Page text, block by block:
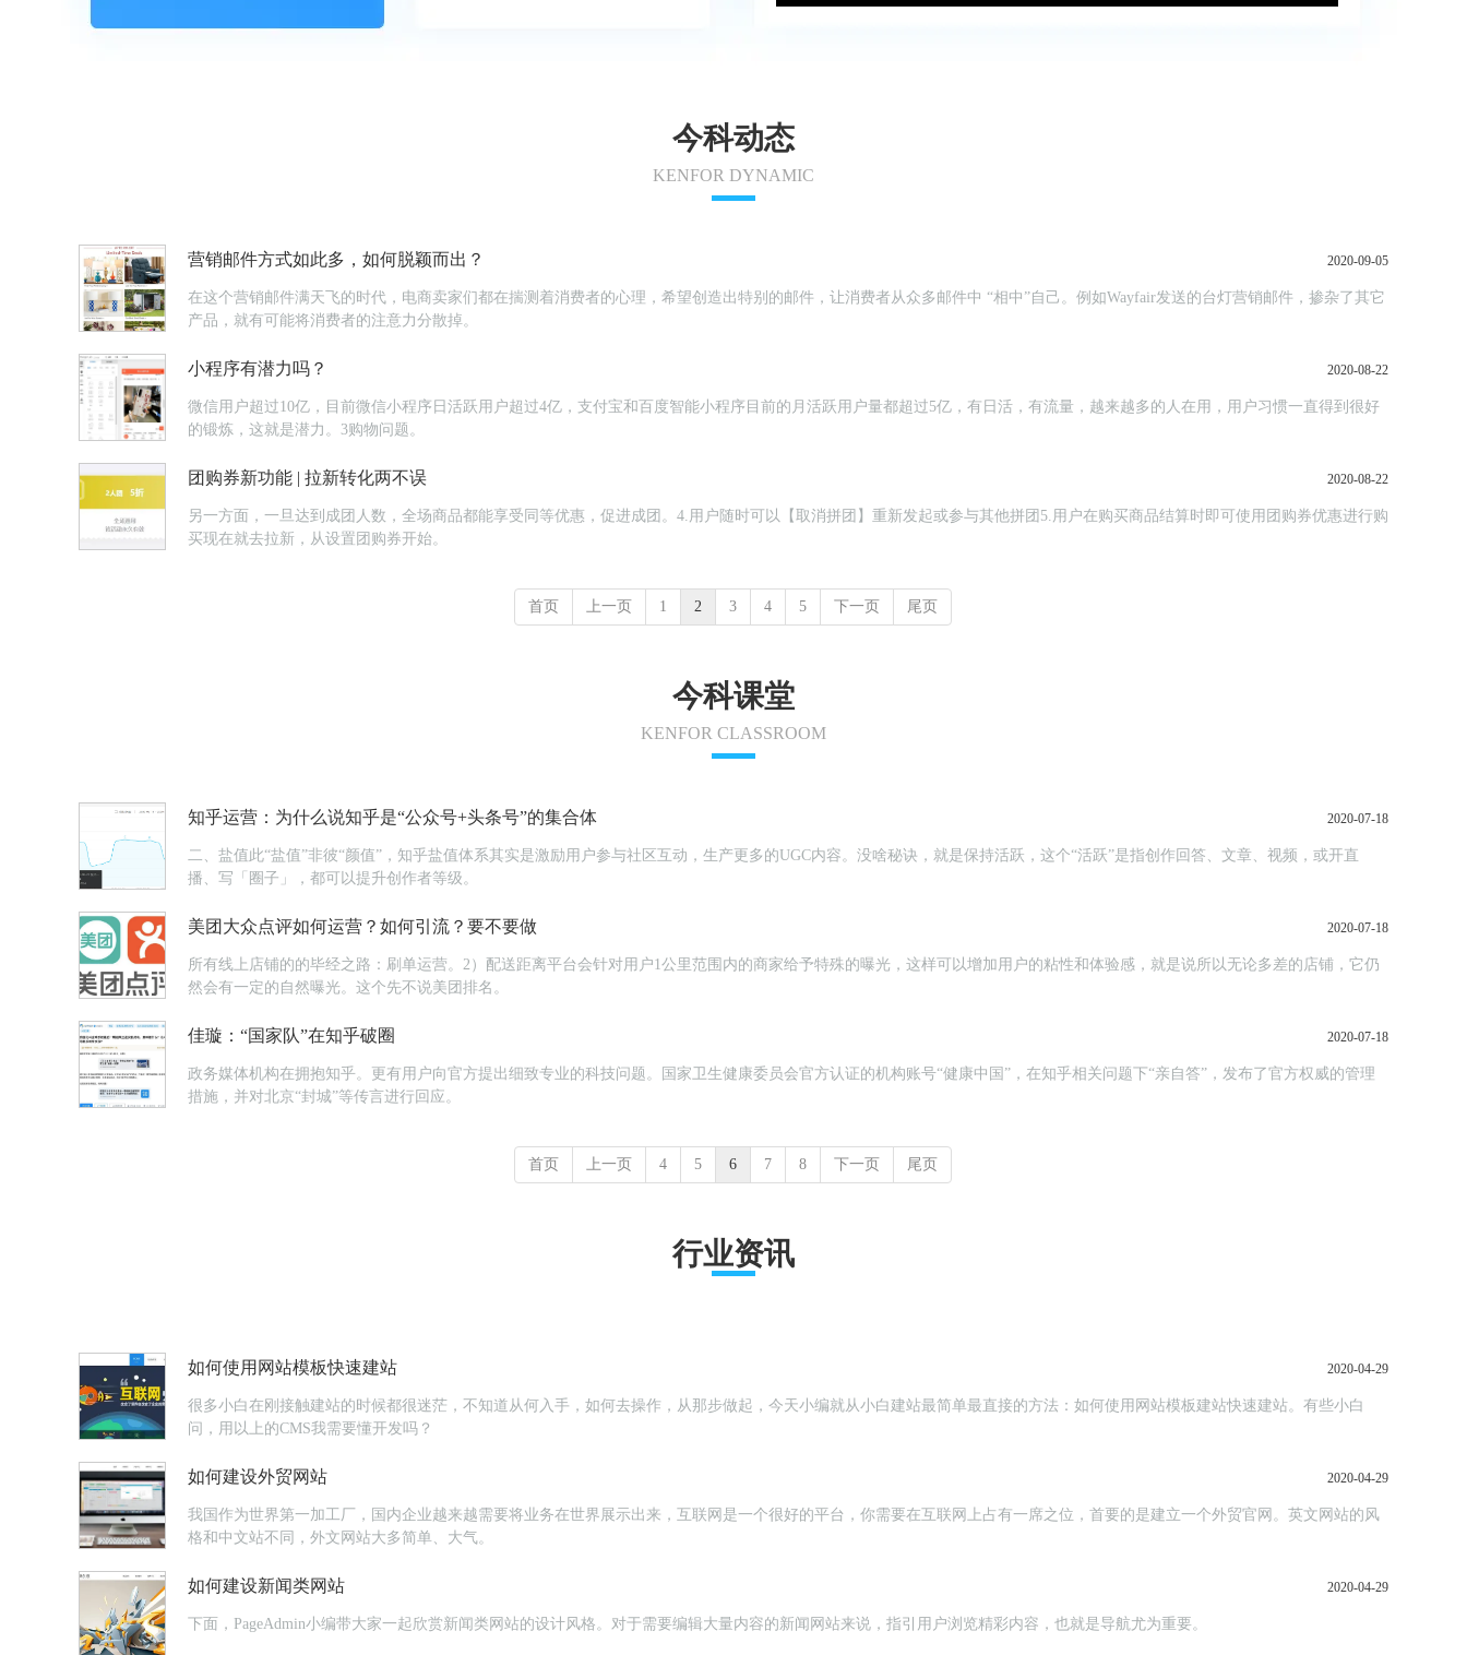
今科动态
KENFOR DYNAMIC
营销邮件方式如此多，如何脱颖而出？ 2020-09-05
在这个营销邮件满天飞的时代，电商卖家们都在揣测着消费者的心理，希望创造出特别的邮件，让消费者从众多邮件中 “相中”自己。例如Wayfair发送的台灯营销邮件，掺杂了其它
产品，就有可能将消费者的注意力分散掉。
小程序有潜力吗？ 2020-08-22
微信用户超过10亿，目前微信小程序日活跃用户超过4亿，支付宝和百度智能小程序目前的月活跃用户量都超过5亿，有日活，有流量，越来越多的人在用，用户习惯一直得到很好
的锻炼，这就是潜力。3购物问题。
团购券新功能 | 拉新转化两不误 2020-08-22
另一方面，一旦达到成团人数，全场商品都能享受同等优惠，促进成团。4.用户随时可以【取消拼团】重新发起或参与其他拼团5.用户在购买商品结算时即可使用团购券优惠进行购
买现在就去拉新，从设置团购券开始。
首页 上一页 1 2 3 4 5 下一页 尾页
今科课堂
KENFOR CLASSROOM
知乎运营：为什么说知乎是“公众号+头条号”的集合体 2020-07-18
二、盐值此“盐值”非彼“颜值”，知乎盐值体系其实是激励用户参与社区互动，生产更多的UGC内容。没啥秘诀，就是保持活跃，这个“活跃”是指创作回答、文章、视频，或开直
播、写「圈子」，都可以提升创作者等级。
美团大众点评如何运营？如何引流？要不要做 2020-07-18
所有线上店铺的的毕经之路：刷单运营。2）配送距离平台会针对用户1公里范围内的商家给予特殊的曝光，这样可以增加用户的粘性和体验感，就是说所以无论多差的店铺，它仍
然会有一定的自然曝光。这个先不说美团排名。
佳璇：“国家队”在知乎破圈 2020-07-18
政务媒体机构在拥抱知乎。更有用户向官方提出细致专业的科技问题。国家卫生健康委员会官方认证的机构账号“健康中国”，在知乎相关问题下“亲自答”，发布了官方权威的管理
措施，并对北京“封城”等传言进行回应。
首页 上一页 4 5 6 7 8 下一页 尾页
行业资讯
如何使用网站模板快速建站 2020-04-29
很多小白在刚接触建站的时候都很迷茫，不知道从何入手，如何去操作，从那步做起，今天小编就从小白建站最简单最直接的方法：如何使用网站模板建站快速建站。有些小白
问，用以上的CMS我需要懂开发吗？
如何建设外贸网站 2020-04-29
我国作为世界第一加工厂，国内企业越来越需要将业务在世界展示出来，互联网是一个很好的平台，你需要在互联网上占有一席之位，首要的是建立一个外贸官网。英文网站的风
格和中文站不同，外文网站大多简单、大气。
如何建设新闻类网站 2020-04-29
下面，PageAdmin小编带大家一起欣赏新闻类网站的设计风格。对于需要编辑大量内容的新闻网站来说，指引用户浏览精彩内容，也就是导航尤为重要。